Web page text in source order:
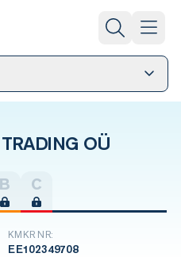
OÜ
B C
KMKR NR:
EE102349708